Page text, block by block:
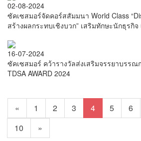
02-08-2024
ซัคเซสมอร์จัดคอร์สสัมมนา World Class
สร้างผลกระทบเชิงบวก” เสริมทักษะนักธุรกิ
16-07-2024
ซัคเซสมอร์ คว้ารางวัลส่งเสริมจรรยาบรร
TDSA AWARD 2024
« 1 2 3 4 5 6
10
»